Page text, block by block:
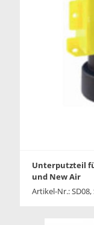
Unterputzteil
und New Air
Artikel-Nr.: SD08,